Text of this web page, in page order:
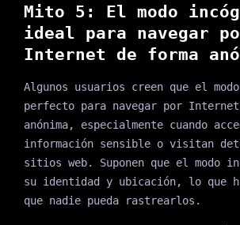
Mito 5: El modo
ideal para navegar
Internet de forma
Algunos usuarios creen que el
perfecto para navegar por
anónima, especialmente cuando
información sensible o visitan
sitios web. Suponen que el modo
su identidad y ubicación, lo que
que nadie pueda rastrearlos.